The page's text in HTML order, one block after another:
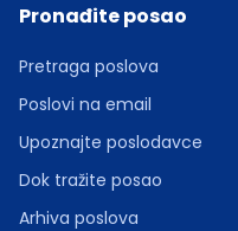
Pronađite posao
Pretraga poslova
Poslovi na email
Upoznajte poslodavce
Dok tražite posao
Arhiva poslova